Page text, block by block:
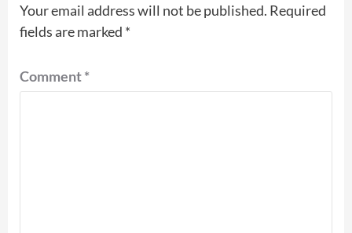
Your email address will not be published. Required
fields are marked *
Comment*